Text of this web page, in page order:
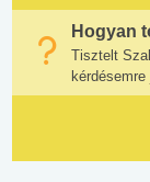
Hogyan
Tisztelt
kérdésemre